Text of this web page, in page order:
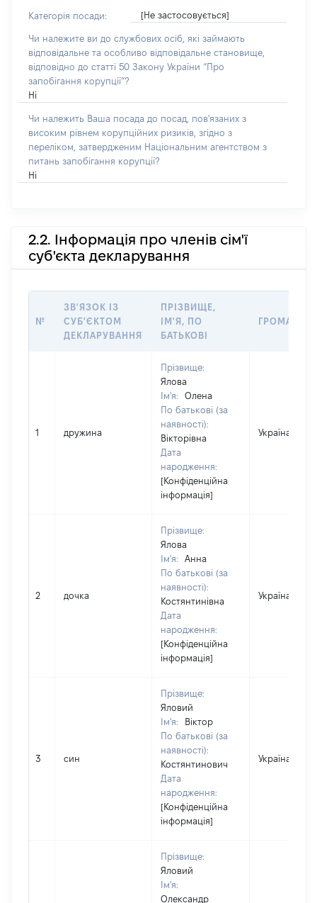
Категорія посади: [Не застосовується]
Чи належите ви до службових осіб, які займають
відповідальне та особливо відповідальне становище,
відповідно до статті 50 Закону України “Про
запобігання корупції”?
Ні
Чи належить Ваша посада до посад, пов'язаних з
високим рівнем корупційних ризиків, згідно з
переліком, затвердженим Національним агентством з
питань запобігання корупції?
Ні
2.2. Інформація про членів сім'ї
суб'єкта декларування
№
ЗВ'ЯЗОК ІЗ
СУБ'ЄКТОМ
ДЕКЛАРУВАННЯ
ПРІЗВИЩЕ,
ІМ'Я, ПО
БАТЬКОВІ
1 дружина
Прізвище:
Ялова
Ім'я:
Олена
По батькові (за
наявності):
Вікторівна
Дата
народження:
[Конфіденційна
інформація]
Україна
2 дочка
Прізвище:
Ялова
Ім'я:
Анна
По батькові (за
наявності):
Костянтинівна
Дата
народження:
[Конфіденційна
інформація]
Україна
3 син
Прізвище:
Яловий
Ім'я:
Віктор
По батькові (за
наявності):
Костянтинович
Дата
народження:
[Конфіденційна
інформація]
Україна
Прізвище:
Яловий
Ім'я:
Олександр